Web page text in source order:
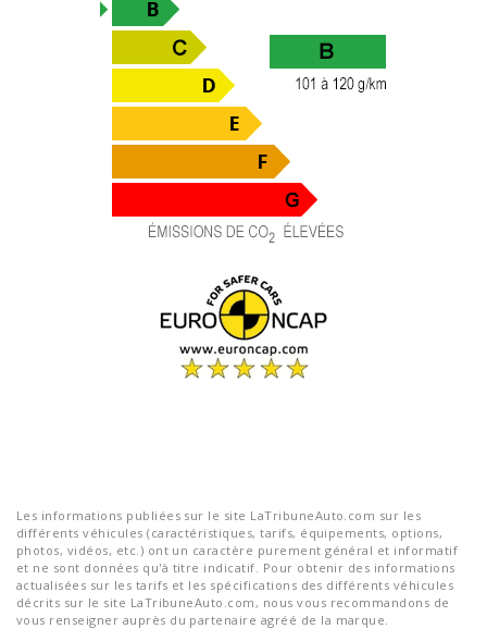
Les informations publiées sur le site LaTribuneAuto.com sur les
différents véhicules (caractéristiques, tarifs, équipements, options,
photos, vidéos, etc.) ont un caractère purement général et informatif
et ne sont données qu'à titre indicatif. Pour obtenir des informations
actualisées sur les tarifs et les spécifications des différents véhicules
décrits sur le site LaTribuneAuto.com, nous vous recommandons de
vous renseigner auprès du partenaire agréé de la marque.